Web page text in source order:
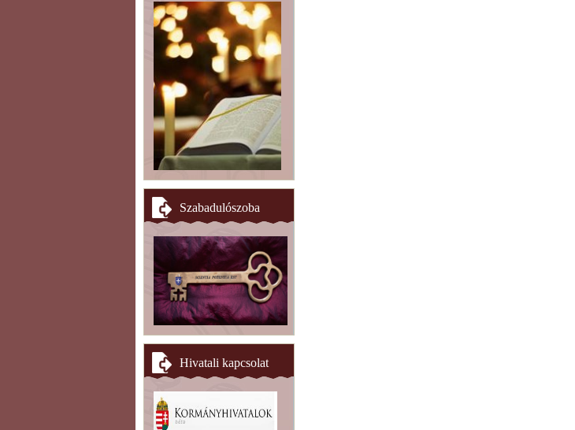
Szabadulószoba
Hivatali kapcsolat